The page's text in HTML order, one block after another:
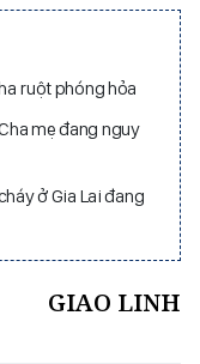
ruột phóng hỏa
mẹ đang nguy
ở Gia Lai đang
GIAO LINH